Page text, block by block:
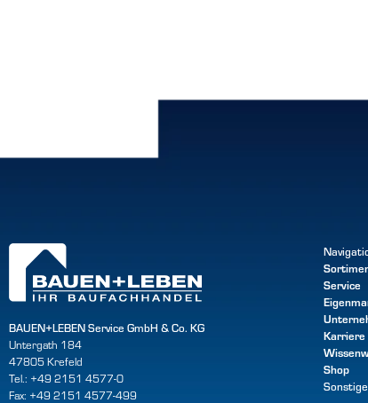
BAUEN+LEBEN Service GmbH & Co. KG
Untergath 184
47805 Krefeld
Tel.: +49 2151 4577-0
Fax: +49 2151 4577-499
Service
Karriere
Shop